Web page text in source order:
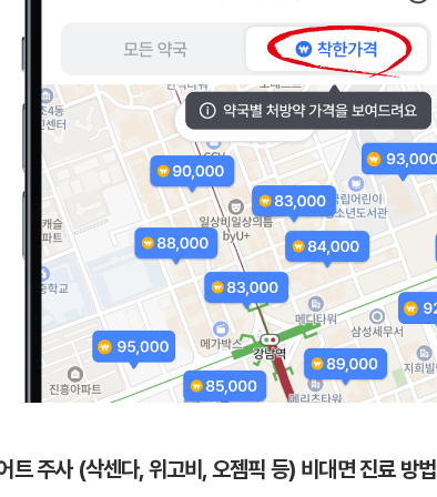
트 주사 (삭센다, 위고비, 오젬픽 등) 비대면 진료 방법